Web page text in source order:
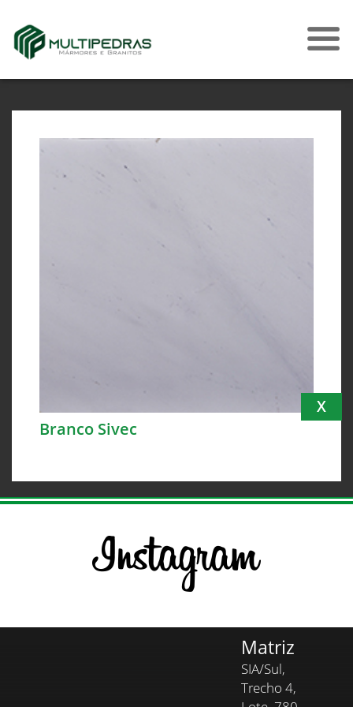
X
Branco Sivec
Matriz
SIA/Sul,
Trecho 4,